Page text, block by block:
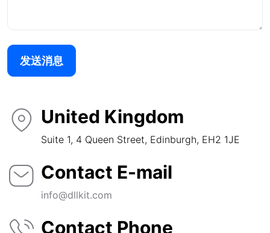
发送消息
United Kingdom
Suite 1, 4 Queen Street, Edinburgh, EH2 1JE
Contact E-mail
info@dllkit.com
Contact Phone